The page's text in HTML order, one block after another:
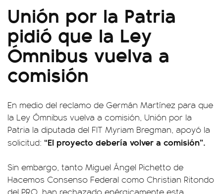
Unión por la Patria
pidió que la Ley
Ómnibus vuelva a
comisión
En medio del reclamo de Germán Martínez para que
la Ley Ómnibus vuelva a comisión, Unión por la
Patria la diputada del FIT Myriam Bregman, apoyó la
solicitud: “El proyecto debería volver a comisión”.
Sin embargo, tanto Miguel Ángel Pichetto de
Hacemos Consenso Federal como Christian Ritondo
del PRO, han rechazado enérgicamente esta